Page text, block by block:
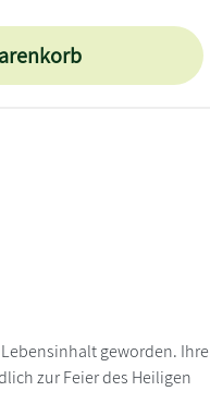
geworden. Ihre
zur Feier des Heiligen